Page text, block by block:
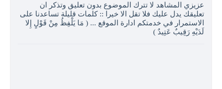
عزيزي المشاهد لا تترك الموضوع بدون تعليق وتذكر ان
تعليقك يدل عليك فلا تقل الا خيرا :: كلمات قليلة تساعدنا على
الاستمرار في خدمتكم ادارة الموقع ... ( مَا يَلْفِظُ مِنْ قَوْلٍ إِلا
لَدَيْهِ رَقِيبٌ عَتِيدٌ )